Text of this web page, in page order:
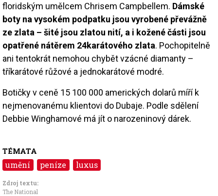
floridským umělcem Chrisem Campbellem. Dámské
boty na vysokém podpatku jsou vyrobené převážně
ze zlata – šité jsou zlatou nití, a i kožené části jsou
opatřené nátěrem 24karátového zlata. Pochopitelně
ani tentokrát nemohou chybět vzácné diamanty –
tříkarátové růžové a jednokarátové modré.
Botičky v ceně 15 100 000 amerických dolarů míří k
nejmenovanému klientovi do Dubaje. Podle sdělení
Debbie Winghamové má jít o narozeninový dárek.
TÉMATA
umění peníze luxus
Zdroj textu:
The National